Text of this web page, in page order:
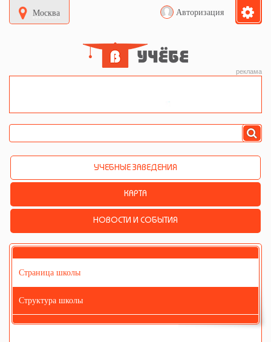
Москва Авторизация
реклама
УЧЕБНЫЕ ЗАВЕДЕНИЯ
КАРТА
НОВОСТИ И СОБЫТИЯ
Страница школы
Структура школы